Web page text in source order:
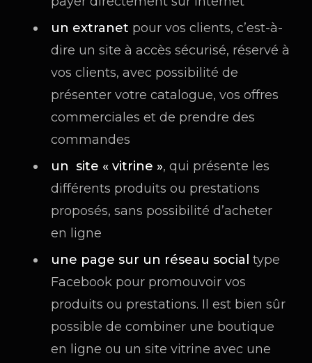
un extranet pour vos clients, c’est-à-
dire un site à accès sécurisé, réservé à
vos clients, avec possibilité de
présenter votre catalogue, vos offres
commerciales et de prendre des
commandes
un site « vitrine », qui présente les
différents produits ou prestations
proposés, sans possibilité d’acheter
en ligne
une page sur un réseau social type
Facebook pour promouvoir vos
produits ou prestations. Il est bien sûr
possible de combiner une boutique
en ligne ou un site vitrine avec une